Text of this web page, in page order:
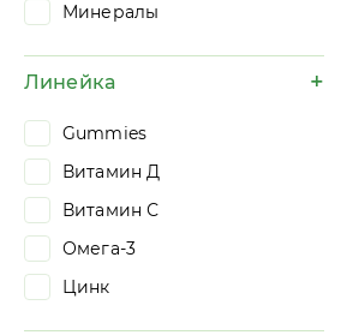
Минералы
Линейка
Gummies
Витамин Д
Витамин С
Омега-3
Цинк